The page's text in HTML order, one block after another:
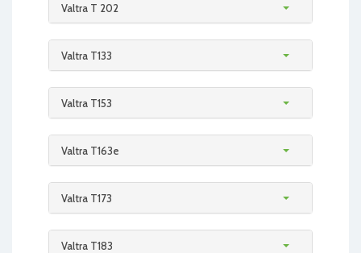
Valtra T 202
Valtra T133
Valtra T153
Valtra T163e
Valtra T173
Valtra T183